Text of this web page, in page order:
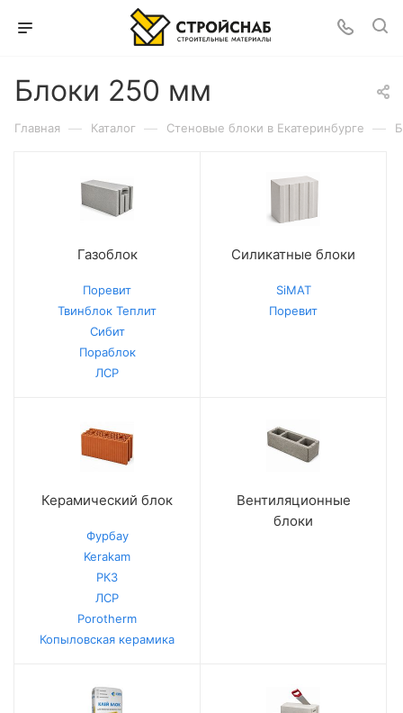
Блоки 250 мм
Главная — Каталог — Cтеновые блоки в Екатеринбурге —
Газоблок
Поревит
Твинблок Теплит
Сибит
Пораблок
ЛСР
Силикатные блоки
SiMAT
Поревит
Керамический блок
Фурбау
Kerakam
РКЗ
ЛСР
Porotherm
Копыловская керамика
Вентиляционные
блоки